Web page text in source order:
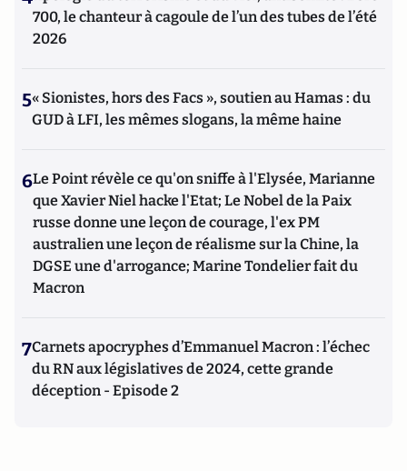
700, le chanteur à cagoule de l’un des tubes de l’été
2026
5« Sionistes, hors des Facs », soutien au Hamas : du
GUD à LFI, les mêmes slogans, la même haine
6Le Point révèle ce qu'on sniffe à l'Elysée, Marianne
que Xavier Niel hacke l'Etat; Le Nobel de la Paix
russe donne une leçon de courage, l'ex PM
australien une leçon de réalisme sur la Chine, la
DGSE une d'arrogance; Marine Tondelier fait du
Macron
7Carnets apocryphes d’Emmanuel Macron : l’échec
du RN aux législatives de 2024, cette grande
déception - Episode 2